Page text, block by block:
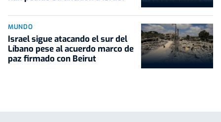
MUNDO
Israel sigue atacando el sur del
Líbano pese al acuerdo marco de
paz firmado con Beirut